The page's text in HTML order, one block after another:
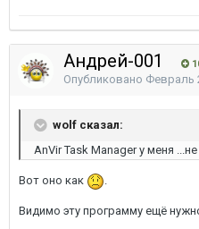
Андрей-001
Опубликовано Февраль
wolf сказал:
AnVir Task Manager у меня
Вот оно как .
Видимо эту программу ещё